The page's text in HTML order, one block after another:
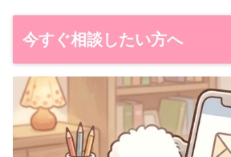
今すぐ相談したい方へ